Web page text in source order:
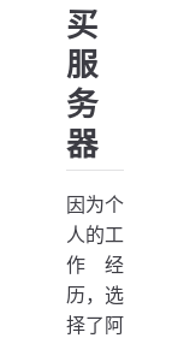
买
服
务
器
因为个
人的工
作经
历，选
择了阿